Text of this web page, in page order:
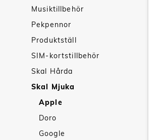
Musiktillbehör
Pekpennor
Produktställ
SIM-kortstillbehör
Skal Hårda
Skal Mjuka
Apple
Doro
Google